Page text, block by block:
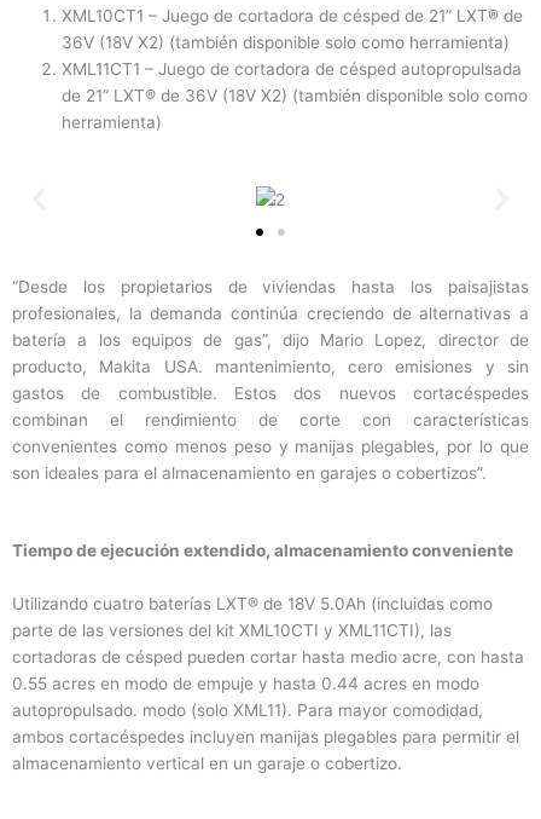
XML10CT1 – Juego de cortadora de césped de 21” LXT® de
36V (18V X2) (también disponible solo como herramienta)
XML11CT1 – Juego de cortadora de césped autopropulsada
de 21” LXT® de 36V (18V X2) (también disponible solo como
herramienta)
“Desde los propietarios de viviendas hasta los paisajistas
profesionales, la demanda continúa creciendo de alternativas a
batería a los equipos de gas”, dijo Mario Lopez, director de
producto, Makita USA. mantenimiento, cero emisiones y sin
gastos de combustible. Estos dos nuevos cortacéspedes
combinan el rendimiento de corte con características
convenientes como menos peso y manijas plegables, por lo que
son ideales para el almacenamiento en garajes o cobertizos”.
Tiempo de ejecución extendido, almacenamiento conveniente
Utilizando cuatro baterías LXT® de 18V 5.0Ah (incluidas como
parte de las versiones del kit XML10CTI y XML11CTI), las
cortadoras de césped pueden cortar hasta medio acre, con hasta
0.55 acres en modo de empuje y hasta 0.44 acres en modo
autopropulsado. modo (solo XML11). Para mayor comodidad,
ambos cortacéspedes incluyen manijas plegables para permitir el
almacenamiento vertical en un garaje o cobertizo.